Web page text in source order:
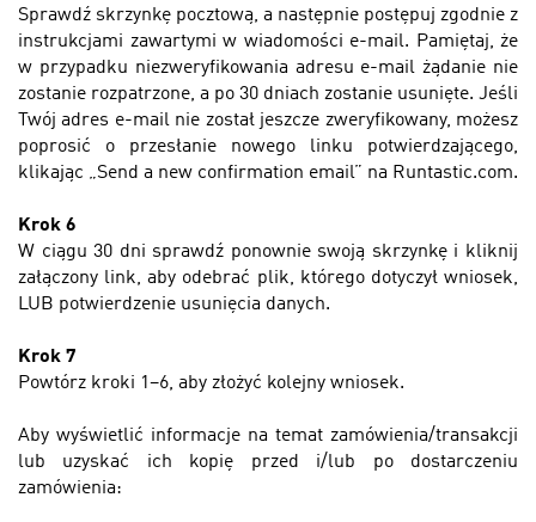
Sprawdź skrzynkę pocztową, a następnie postępuj zgodnie z
instrukcjami zawartymi w wiadomości e-mail. Pamiętaj, że
w przypadku niezweryfikowania adresu e-mail żądanie nie
zostanie rozpatrzone, a po 30 dniach zostanie usunięte. Jeśli
Twój adres e-mail nie został jeszcze zweryfikowany, możesz
poprosić o przesłanie nowego linku potwierdzającego,
klikając „Send a new confirmation email” na Runtastic.com.
Krok 6
W ciągu 30 dni sprawdź ponownie swoją skrzynkę i kliknij
załączony link, aby odebrać plik, którego dotyczył wniosek,
LUB potwierdzenie usunięcia danych.
Krok 7
Powtórz kroki 1–6, aby złożyć kolejny wniosek.
Aby wyświetlić informacje na temat zamówienia/transakcji
lub uzyskać ich kopię przed i/lub po dostarczeniu
zamówienia: